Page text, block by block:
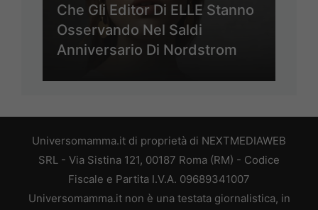
Che Gli Editor Di ELLE Stanno
Osservando Nel Saldi
Anniversario Di Nordstrom
Universomamma.it di proprietà di NEXTMEDIAWEB
SRL - Via Sistina 121, 00187 Roma (RM) - Codice
Fiscale e Partita I.V.A. 09689341007
Universomamma.it non è una testata giornalistica, in